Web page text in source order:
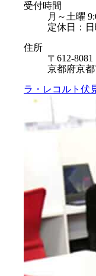
受付時間
月～土曜
定休日：日
住所
〒612-8081
京都府京
ラ・レコルト伏